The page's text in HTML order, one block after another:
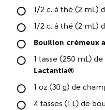
1/2 c. à thé (2 mL)
1/2 c. à thé (2 mL)
Bouillon crémeux
1 tasse (250 mL) de
Lactantia®
1 oz (30 g) de
4 tasses (1 L) de